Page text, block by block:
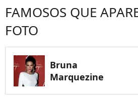
FAMOSOS QUE
FOTO
Bruna
Marquezine